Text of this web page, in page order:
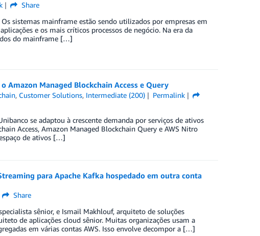
Share
sistemas mainframe estão sendo utilizados por empresas em
e os mais críticos processos de negócio. Na era da
do mainframe […]
Managed Blockchain Access e Query
, Customer Solutions, Intermediate (200)
Permalink
se adaptou à crescente demanda por serviços de ativos
Access, Amazon Managed Blockchain Query e AWS Nitro
de ativos […]
para Apache Kafka hospedado em outra conta
Share
sênior, e Ismail Makhlouf, arquiteto de soluções
de aplicações cloud sênior. Muitas organizações usam a
em várias contas AWS. Isso envolve decompor a […]